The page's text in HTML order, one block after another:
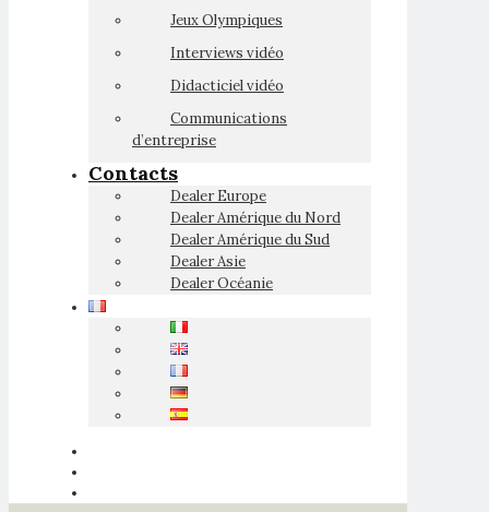
Jeux Olympiques
Interviews vidéo
Didacticiel vidéo
Communications
d’entreprise
Contacts
Dealer Europe
Dealer Amérique du Nord
Dealer Amérique du Sud
Dealer Asie
Dealer Océanie